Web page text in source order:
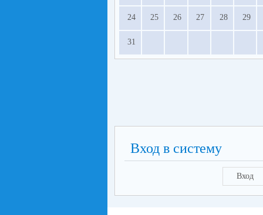
24 25 26 27 28 29
31
Вход в систему
Вход